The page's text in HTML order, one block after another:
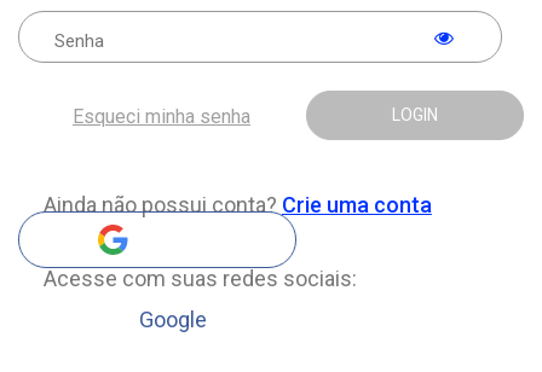
LOGIN
Esqueci minha senha
Ainda não possui conta? Crie uma conta
Acesse com suas redes sociais:
Google